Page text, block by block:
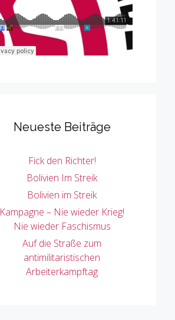
Neueste Beiträge
Fick den Richter!
Bolivien Im Streik
Bolivien im Streik
Kampagne – Nie wieder Krieg!
Nie wieder Faschismus
Auf die Straße zum
antimilitaristischen
Arbeiterkampftag